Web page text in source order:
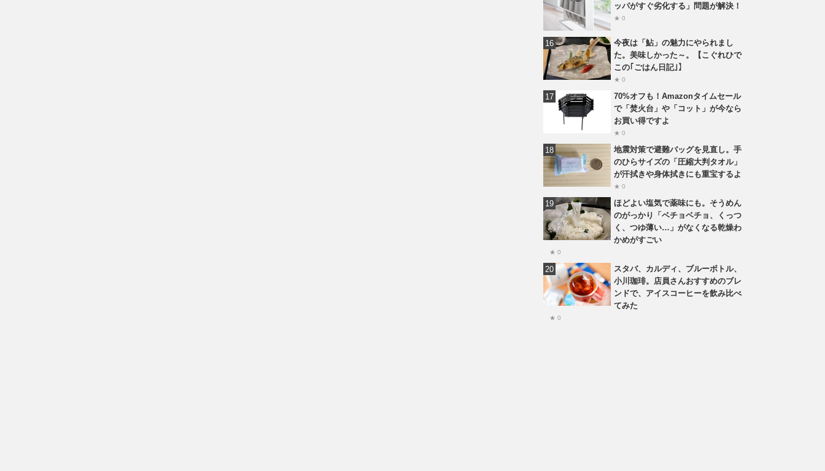
ッパがすぐ劣化する」問題が解決！
★ 0
今夜は「鮎」の魅力にやられまし
た。美味しかった～。【こぐれひで
この｢ごはん日記｣】
★ 0
70%オフも！Amazonタイムセール
で「焚火台」や「コット」が今なら
お買い得ですよ
★ 0
地震対策で避難バッグを見直し。手
のひらサイズの「圧縮大判タオル」
が汗拭きや身体拭きにも重宝するよ
★ 0
ほどよい塩気で薬味にも。そうめん
のがっかり「ベチョベチョ、くっつ
く、つゆ薄い…」がなくなる乾燥わ
かめがすごい
★ 0
スタバ、カルディ、ブルーボトル、
小川珈琲。店員さんおすすめのブレ
ンドで、アイスコーヒーを飲み比べ
てみた
★ 0